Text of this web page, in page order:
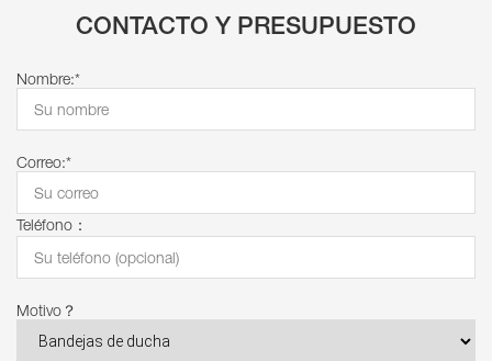
CONTACTO Y PRESUPUESTO
Nombre:*
Correo:*
Teléfono：
Motivo？